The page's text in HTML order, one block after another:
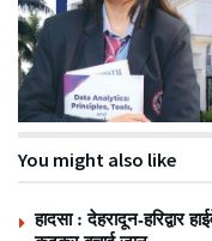
You might also like
हादसा : देहरादून-हरिद्वार